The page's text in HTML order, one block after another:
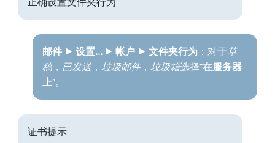
邮件 ⯈ 设置… ⯈ 帐户 ⯈ 文件夹行为 ：对于草
稿， 已发送 ， 垃圾邮件， 垃圾箱选择“在服务器
上”。
证书提示